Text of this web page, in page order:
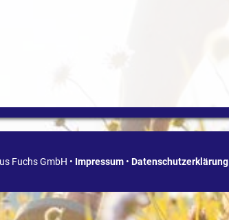
Fuchs GmbH • Impressum • Datenschutzerklärung